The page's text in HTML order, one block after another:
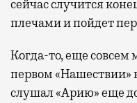
сейчас случится
плечами и пойдет
Когда-то, еще
первом «Нашествии»
слушал «Арию» еще